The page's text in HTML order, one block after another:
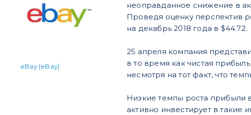
eBay (eBay)
неоправданное снижение в
Проведя оценку перспектив
на декабрь 2018 года в $44.72.
25 апреля компания
в то время как чистая
несмотря на тот факт, что
Низкие темпы роста прибыли
активно инвестирует в такие